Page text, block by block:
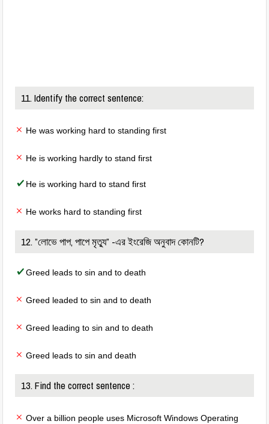
11. Identify the correct sentence:
He was working hard to standing first
He is working hardly to stand first
He is working hard to stand first
He works hard to standing first
12. ”লোভে পাপ, পাপে মৃত্যু” -এর ইংরেজি অনুবাদ কোনটি?
Greed leads to sin and to death
Greed leaded to sin and to death
Greed leading to sin and to death
Greed leads to sin and death
13. Find the correct sentence :
Over a billion people uses Microsoft Windows Operating